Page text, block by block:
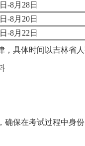
-8月28日
-8月20日
-8月22日
具体时间以吉林省
保在考试过程中身份